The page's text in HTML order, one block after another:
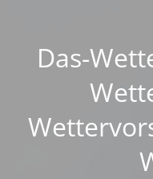
Das-